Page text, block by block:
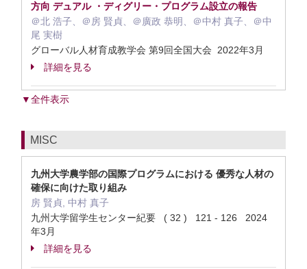
方向 デュアル ・ディグリー・プログラム設立の報告
＠北 浩子、＠房 賢貞、＠廣政 恭明、＠中村 真子、＠中
尾 実樹
グローバル人材育成教学会 第9回全国大会 2022年3月
詳細を見る
▼全件表示
MISC
九州大学農学部の国際プログラムにおける 優秀な人材の
確保に向けた取り組み
房 賢貞, 中村 真子
九州大学留学生センター紀要 ( 32 ) 121 - 126 2024
年3月
詳細を見る